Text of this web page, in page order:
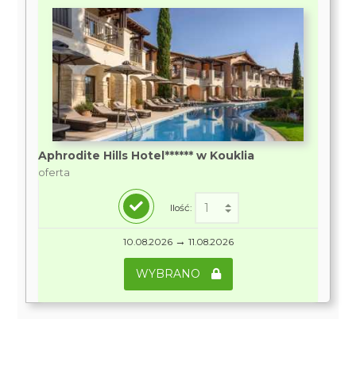
Aphrodite Hills Hotel****** w Kouklia
oferta
Ilość:
10.08.2026 → 11.08.2026
WYBRANO